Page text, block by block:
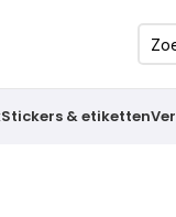
Stickers & etiketten